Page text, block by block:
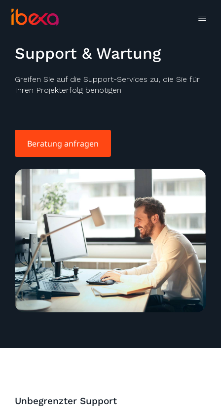
Support & Wartung
Greifen Sie auf die Support-Services zu, die Sie für
Ihren Projekterfolg benötigen
Beratung anfragen
Unbegrenzter Support